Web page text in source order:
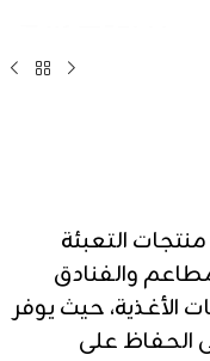
التعبئة
والفنادق
الأغذية، حيث يوفر
الحفاظ على